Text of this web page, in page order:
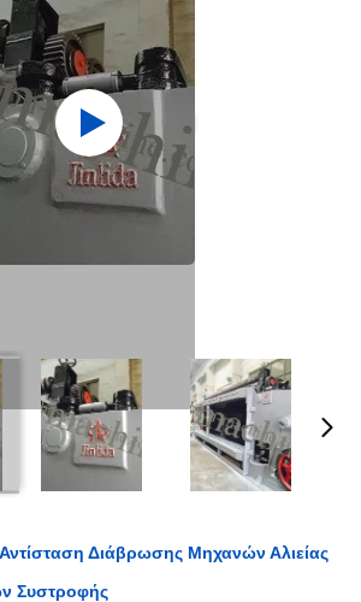
Διάβρωσης Μηχανών Αλιείας
Συστροφής